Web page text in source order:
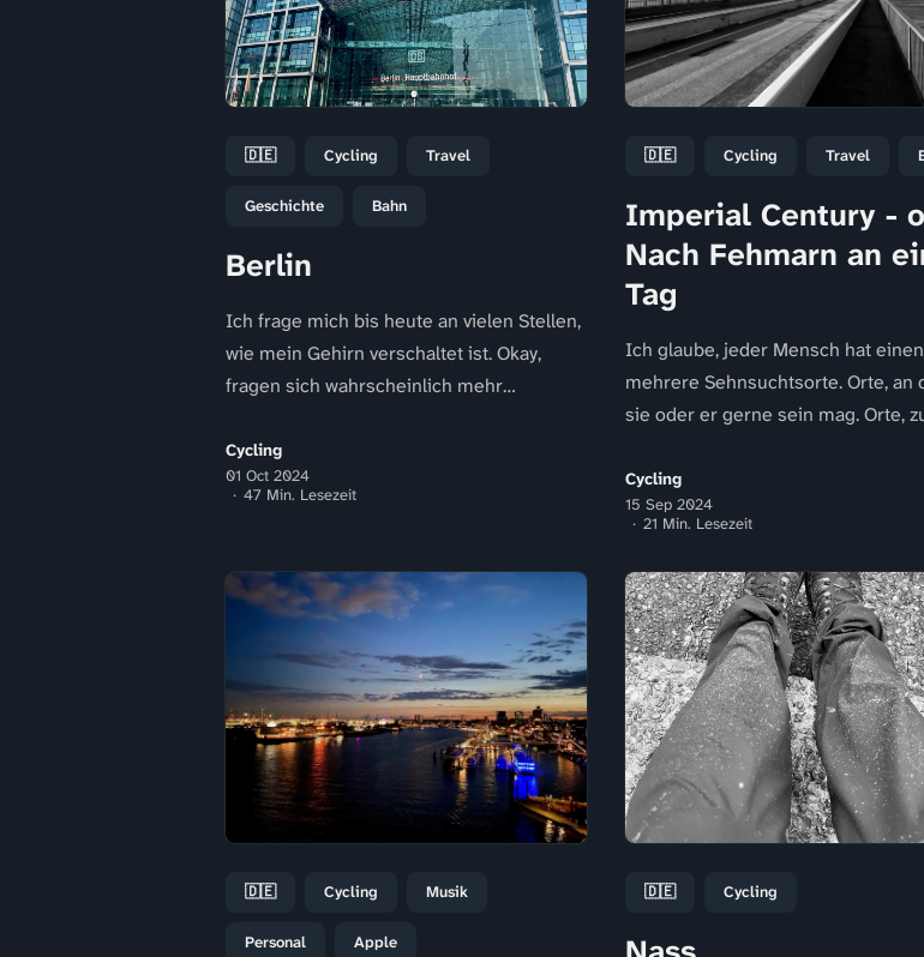
🇩🇪 Cycling Travel
Geschichte Bahn
Berlin
Ich frage mich bis heute an vielen Stellen,
wie mein Gehirn verschaltet ist. Okay,
fragen sich wahrscheinlich mehr
mit...
Cycling
01 Oct 2024
47 Min. Lesezeit
🇩🇪 Cycling Travel
Imperial Century -
Nach Fehmarn an
Tag
Ich glaube, jeder Mensch hat
mehrere Sehnsuchtsorte. Orte, an
sie oder er gerne sein mag. Orte,
Verbundenheit...
Cycling
15 Sep 2024
21 Min. Lesezeit
🇩🇪 Cycling Musik
Personal Apple
🇩🇪 Cycling